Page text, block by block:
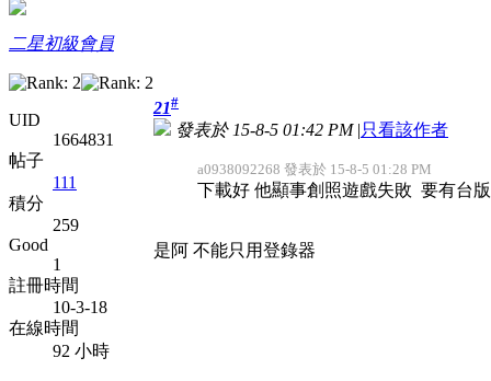
二星初級會員
UID
1664831
帖子
111
積分
259
Good
1
註冊時間
10-3-18
在線時間
92 小時
21#
發表於 15-8-5 01:42 PM |只看該作者
a0938092268 發表於 15-8-5 01:28 PM
下載好 他顯事創照遊戲失敗 要有台
是阿 不能只用登錄器